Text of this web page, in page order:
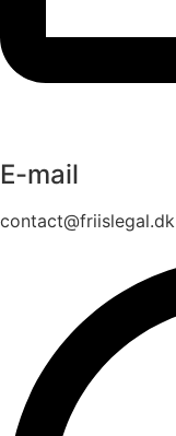
E-mail
contact@friislegal.dk